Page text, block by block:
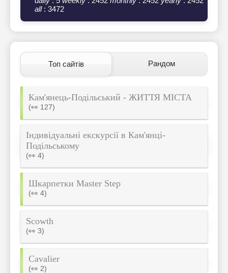
all: 3472
Топ сайтів Рандом
Кам'янець-Подільський - ЖИТТЯ МІСТА
(👀 127)
Індивідуальні екскурсії в Кам'янці-
Подільському
(👀 4)
Шкарпетки Master Step
(👀 4)
Scowth
(👀 3)
Cavalier
(👀 2)